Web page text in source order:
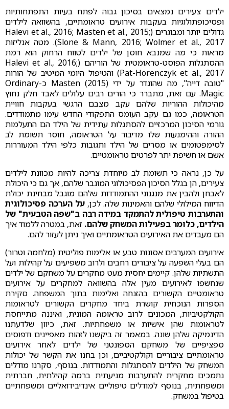
ילדים צעירים נמצאים בסיכון גבוה לפתח בעיות התפתחותיות
ופסיכופתולוגיות בעקבות אירועים טראומתיים, בהשוואה לילדים
גדולים יותר ומבוגרים (Halevi et al., 2016; Masten et al., 2015;
Slone & Mann, 2016; Wolmer et al., 2017). מטה אנליזות
מראות כי מה שמנבא חוסן של ילדים לטווח הרחוק הוא רמת
ההסתגלות הפוסט-טראומטית של הוריהם (Halevi et al., 2016;
Pat-Horenczyk et al., 2017) והטיפול היומי המיטיב של הורות
"טובה דייה", מה שהוגדר על ידי Masten (2015) כ-Ordinary
Magic. עם זאת, מתברר כי הורים רבים עלולים לאבד חלק נחוץ
מהיכולות ההוריות שלהם עקב מצבם הרגשי בעקבות חוויית
הטראומה, כמו גם עקב העומס התפקודי החדש עימו מתמודדים.
גורמי הסיכון המרכזיים להסתגלות עתידית של הילד הם התעלמות
ההורה וההימנעות שלו מדיבור על הטראומה, חוסר תשומת לב
לסימפטומים או מסרים של הילד ותגובות כלפי הילד המעוררות
אשם או חשיפת יתר לפרטים טראומטיים.
על כן, נראה כי תשומת לב מיוחדת צריכה להיות מכוונת לילדים
צעירים, הן בגלל הסיכון הפסיכולוגי המוגבר שלהם, אך גם כי היכולת
לאבחן ולהבין את מנגנוני ההתמודדות שלהם מוגבל מבחינת יכולת
הדיווח המילולי שלהם והאמינות שלה. לכן, על הערכה פסיכולוגית
והתערבות טיפולית להתמקד במידה רבה ב"שפה הטבעית" של
הילדים, כלומר בפעילות המשחק שלהם. זאת, במטרה ללמוד איך
הם מעבדים את האירועים הטראומתיים ואיך ניתן לעזור להם.
אירועים המערבים אסונות טבע או אלימות פוליטית (מלחמה וטרור)
הם בעלי השפעה על ציבורים רחבים ולרוב משפיעים על קהילות ועל
התשתיות שלהן. קיימים יחסית מעט מחקרים על משחקם של ילדים
שנחשפו לאירועים מעין אלה בהשוואה למחקרים על אירועים
טראומטיים הקשורים בהזנחה ואלימות בתוך המשפחה. סקירת
הספרות הנוכחית קושרת ביחד מחקרים הקשורים לטראומות
הקולקטיביות, המכונים לרוב טראומה המונית, ואיננה מתייחסת
לטראומות שהן אישיות או משפחתיות. זאת, כיוון שלדעתנו
הדינמיקה שלהן שונה. במאמר זה ביקשנו לזהות מאפיינים ודפוסים
ספציפיים של משחקם הספונטני של ילדים לאחר אירועים
טראומתיים ציבוריים וקולקטיביים, וכן בחנו את הקשר של יכולות
המשחק של הילדים להסתגלות והתמודדות. בנוסף, סקרנו מודלים
נתמכים מחקרית להתערבות מניעתית ברמה קהילתית, חברתית
ומשפחתית, בנוסף למודלים טיפוליים אינדיבידואליים ומשפחתיים
בטיפול במשחק.